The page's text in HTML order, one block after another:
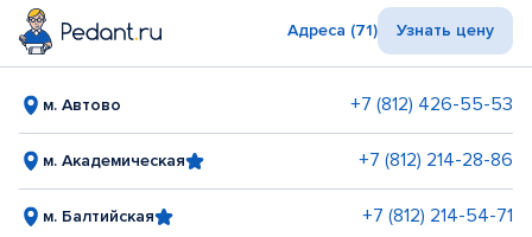
Адреса (71) Узнать цену
м. Автово +7 (812) 426-55-53
м. Академическая +7 (812) 214-28-86
м. Балтийская +7 (812) 214-54-71